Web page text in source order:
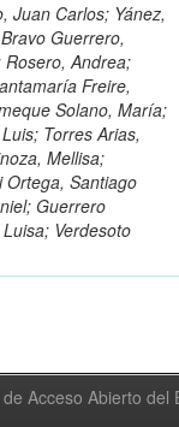
Juan Carlos; Yánez,
Guerrero,
Andrea;
Freire,
Solano, María;
Torres Arias,
Mellisa;
Ortega, Santiago
Guerrero
Verdesoto
Acceso Abierto del